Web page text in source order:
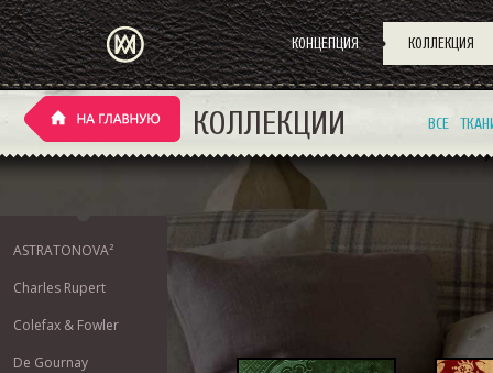
КОНЦЕПЦИЯ КОЛЛЕКЦИЯ
КОЛЛЕКЦИИ ВСЕ
ASTRATONOVA²
Charles Rupert
Colefax & Fowler
De Gournay